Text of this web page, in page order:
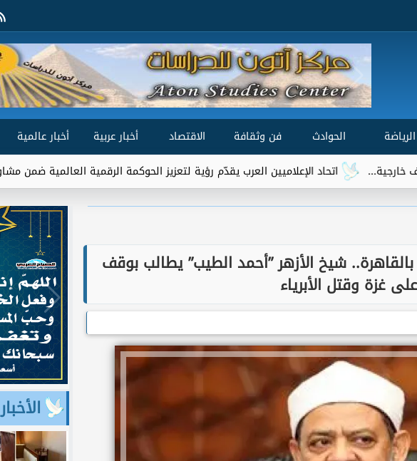
الرياضة الحوادث فن وثقافة الاقتصاد أخبار عربية أخبار عالمية
اتحاد الإعلاميين العرب يقدّم رؤية لتعزيز الحوكمة الرقمية العالمية ضمن مشاورات «IGF...
شيخ الأزهر ”أحمد الطيب” يطالب بوقف
غزة وقتل الأبرياء
الأخبار